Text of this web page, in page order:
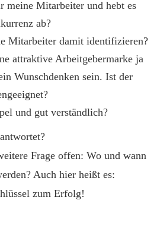
meine Mitarbeiter und hebt es
ab?
Mitarbeiter damit identifizieren?
attraktive Arbeitgebermarke ja
Wunschdenken sein. Ist der
und gut verständlich?
Frage offen: Wo und wann
Auch hier heißt es:
zum Erfolg!